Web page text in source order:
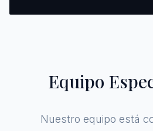
Equipo
Nuestro equipo está